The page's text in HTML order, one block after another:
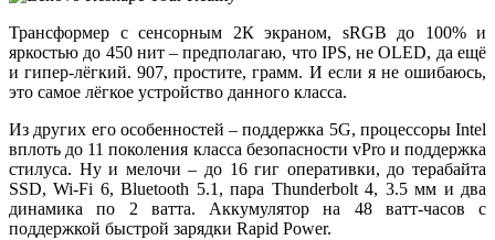
Трансформер с сенсорным 2К экраном, sRGB до 100% и
яркостью до 450 нит – предполагаю, что IPS, не OLED, да ещё
и гипер-лёгкий. 907, простите, грамм. И если я не ошибаюсь,
это самое лёгкое устройство данного класса.
Из других его особенностей – поддержка 5G, процессоры Intel
вплоть до 11 поколения класса безопасности vPro и поддержка
стилуса. Ну и мелочи – до 16 гиг оперативки, до терабайта
SSD, Wi-Fi 6, Bluetooth 5.1, пара Thunderbolt 4, 3.5 мм и два
динамика по 2 ватта. Аккумулятор на 48 ватт-часов с
поддержкой быстрой зарядки Rapid Power.